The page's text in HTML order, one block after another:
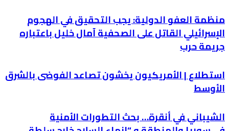
منظمة العفو الدولية: يجب التحقيق في الهجوم
الإسرائيلي القاتل على الصحفية آمال خليل باعتباره
جريمة حرب
استطلاع | الأمريكيون يخشون تصاعد الفوضى بالشرق
الأوسط
الشيباني في أنقرة… بحث التطورات الأمنية